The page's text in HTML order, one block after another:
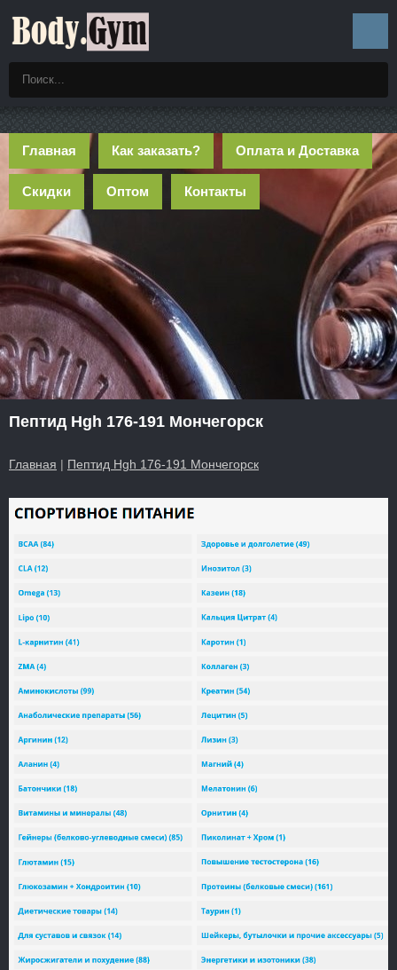
Главная Как заказать? Оплата и Доставка
Скидки Оптом Контакты
Пептид Hgh 176-191 Мончегорск
Главная | Пептид Hgh 176-191 Мончегорск